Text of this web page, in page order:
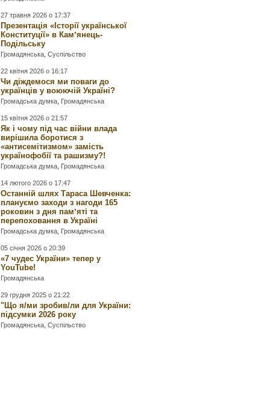
27 травня 2026 о 17:37
Презентація «Історії української
Конституції» в Камʼянець-
Подільську
Громадянська ,Суспільство
22 квітня 2026 о 16:17
Чи діждемося ми поваги до
українців у воюючій Україні?
Громадська думка Громадянська
15 квітня 2026 о 21:57
Як і чому під час війни влада
вирішила боротися з
«антисемітизмом» замість
українофобії та рашизму?!
Громадська думка Громадянська
14 лютого 2026 о 17:47
Останній шлях Тараса Шевченка:
плануємо заходи з нагоди 165
роковин з дня памʼяті та
перепоховання в Україні
Громадська думка Громадянська
05 січня 2026 о 20:39
«7 чудес України» тепер у
YouTube!
Громадянська
29 грудня 2025 о 21:22
"Що я/ми зробив/ли для України:
підсумки 2026 року
Громадянська ,Суспільство